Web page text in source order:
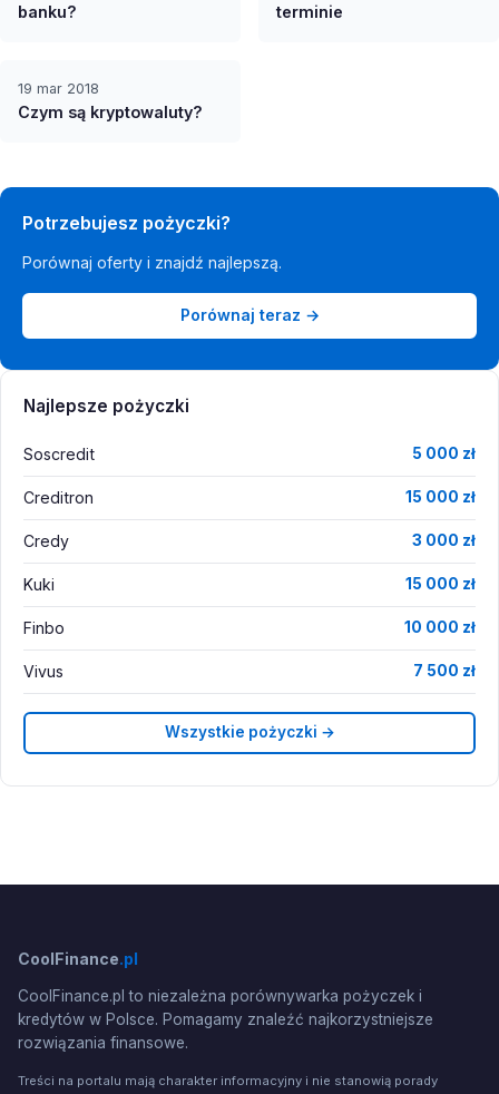
banku?
terminie
19 mar 2018
Czym są kryptowaluty?
Potrzebujesz pożyczki?
Porównaj oferty i znajdź najlepszą.
Porównaj teraz →
Najlepsze pożyczki
Soscredit 5 000 zł
Creditron 15 000 zł
Credy 3 000 zł
Kuki 15 000 zł
Finbo 10 000 zł
Vivus 7 500 zł
Wszystkie pożyczki →
CoolFinance.pl
CoolFinance.pl to niezależna porównywarka pożyczek i
kredytów w Polsce. Pomagamy znaleźć najkorzystniejsze
rozwiązania finansowe.
Treści na portalu mają charakter informacyjny i nie stanowią porady